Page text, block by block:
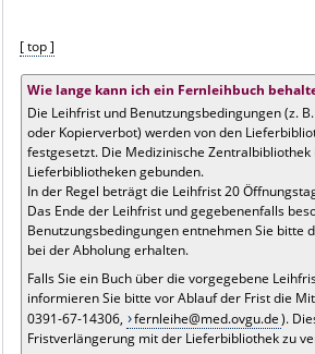
[ top ]
Wie lange kann ich ein Fernleihbuch
Die Leihfrist und Benutzungsbedingungen (z.
oder Kopierverbot) werden von den
festgesetzt. Die Medizinische
Lieferbibliotheken gebunden.
In der Regel beträgt die Leihfrist 20
Das Ende der Leihfrist und gegebenenfalls
Benutzungsbedingungen entnehmen Sie bitte
bei der Abholung erhalten.
Falls Sie ein Buch über die vorgegebene
informieren Sie bitte vor Ablauf der Frist die
0391-67-14306,
fernleihe@med.ovgu.de).
Fristverlängerung mit der Lieferbibliothek zu